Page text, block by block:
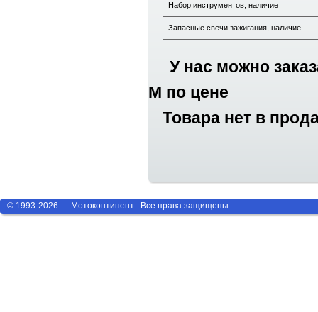
Набор инструментов, наличие
Запасные свечи зажигания, наличие
У нас можно
M по цене
Товара нет в
© 1993-2026 — Мотоконтинент Все права защищены